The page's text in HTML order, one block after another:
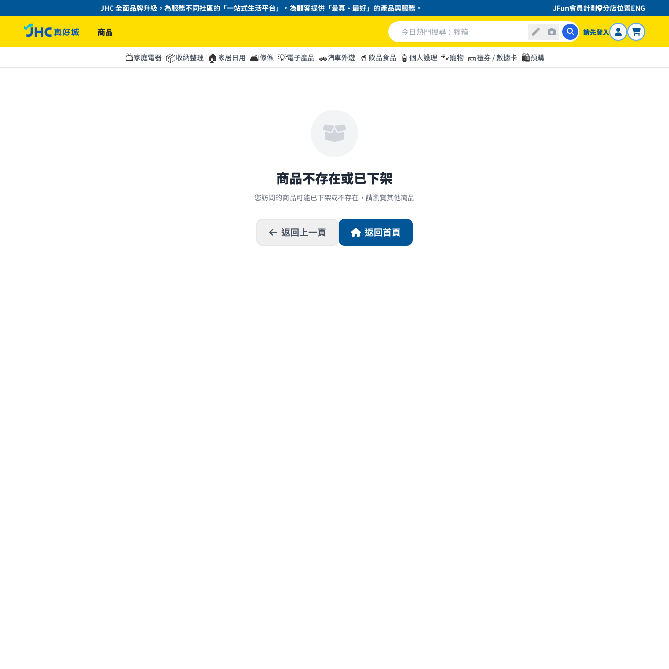
JHC 全面品牌升級，為服務不同社區的「一站式生活平台」。為顧客提供「最真・最好」的產品與服務。 JFun會員計劃 分店位置ENG
商品 請先登入
📺家庭電器 📦收納整理 🏠 家居日用 🛋️傢俬 💡電子產品 🚗汽車外遊 🥤 飲品食品 🧴 個人護理 🐾寵物 🎫禮券 / 數據卡 🛍️預購
商品不存在或已下架
您訪問的商品可能已下架或不存在，請瀏覽其他商品
返回上一頁 返回首頁